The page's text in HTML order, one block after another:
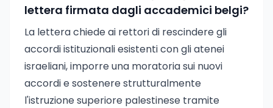
lettera firmata dagli accademici belgi?
La lettera chiede ai rettori di rescindere gli
accordi istituzionali esistenti con gli atenei
israeliani, imporre una moratoria sui nuovi
accordi e sostenere strutturalmente
l'istruzione superiore palestinese tramite